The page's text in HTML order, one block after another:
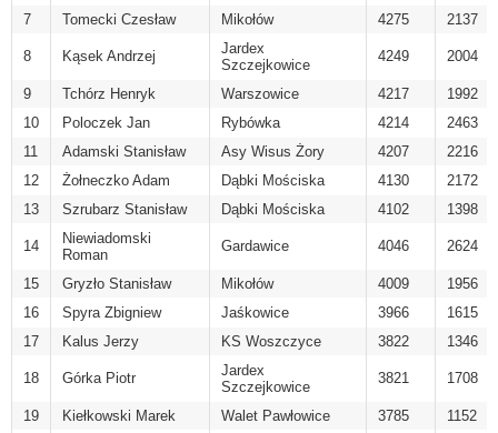
7
Tomecki Czesław Mikołów 4275 2137
8 Kąsek Andrzej
Jardex
Szczejkowice
4249 2004
9 Tchórz Henryk Warszowice 4217
1992
10
Poloczek Jan Rybówka 4214
2463
11
Adamski Stanisław Asy Wisus Żory 4207
2216
12
Żołneczko Adam Dąbki Mościska 4130
2172
13
Szrubarz Stanisław Dąbki Mościska 4102 1398
14
Niewiadomski
Roman
Gardawice 4046 2624
15 Gryzło Stanisław Mikołów 4009
1956
16
Spyra Zbigniew Jaśkowice 3966
1615
17
Kalus Jerzy KS Woszczyce 3822 1346
18 Górka Piotr
Jardex
Szczejkowice
3821 1708
19 Kiełkowski Marek Walet Pawłowice 3785
1152